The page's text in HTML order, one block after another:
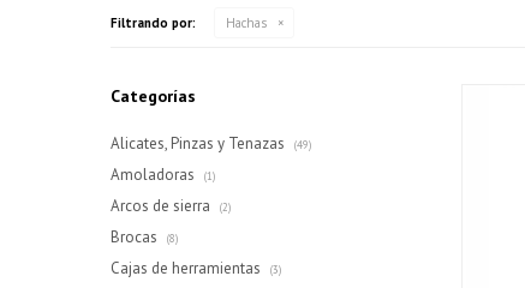
Filtrando por: Hachas
Categorías
Alicates, Pinzas y Tenazas (49)
Amoladoras (1)
Arcos de sierra (2)
Brocas (8)
Cajas de herramientas (3)